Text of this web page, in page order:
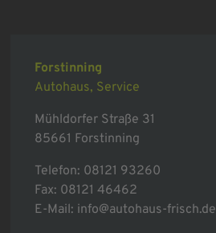
Forstinning
Autohaus, Service
Mühldorfer Straße 31
85661 Forstinning
Telefon: 08121 93260
Fax: 08121 46462
E-Mail: info@autohaus-frisch.de